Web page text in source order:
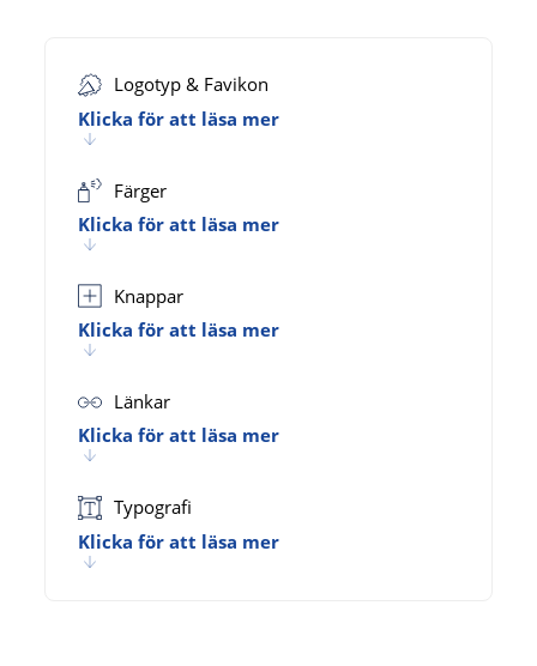
Logotyp & Favikon
Klicka för att läsa mer
Färger
Klicka för att läsa mer
Knappar
Klicka för att läsa mer
Länkar
Klicka för att läsa mer
Typografi
Klicka för att läsa mer